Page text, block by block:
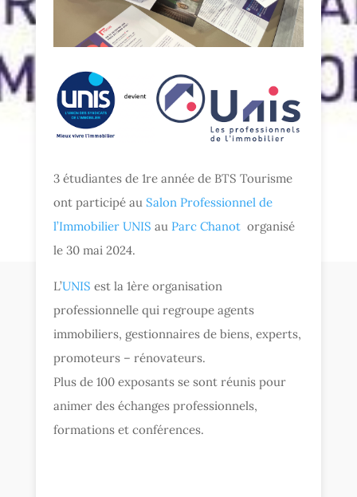
3 étudiantes de 1re année de BTS Tourisme
ont participé auSalon Professionnel de
l’Immobilier UNIS au Parc Chanot organisé
le 30 mai 2024.
L’UNIS est la 1ère organisation
professionnelle qui regroupe agents
immobiliers, gestionnaires de biens, experts,
promoteurs – rénovateurs.
Plus de 100 exposants se sont réunis pour
animer des échanges professionnels,
formations et conférences.